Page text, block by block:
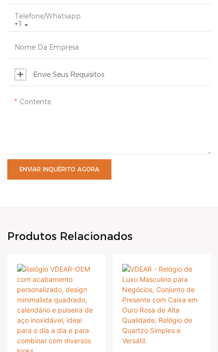
+1
Telefone/whatsapp
Nome Da Empresa
Envie Seus Requisitos
Contente
ENVIAR INQUÉRITO AGORA
Produtos Relacionados